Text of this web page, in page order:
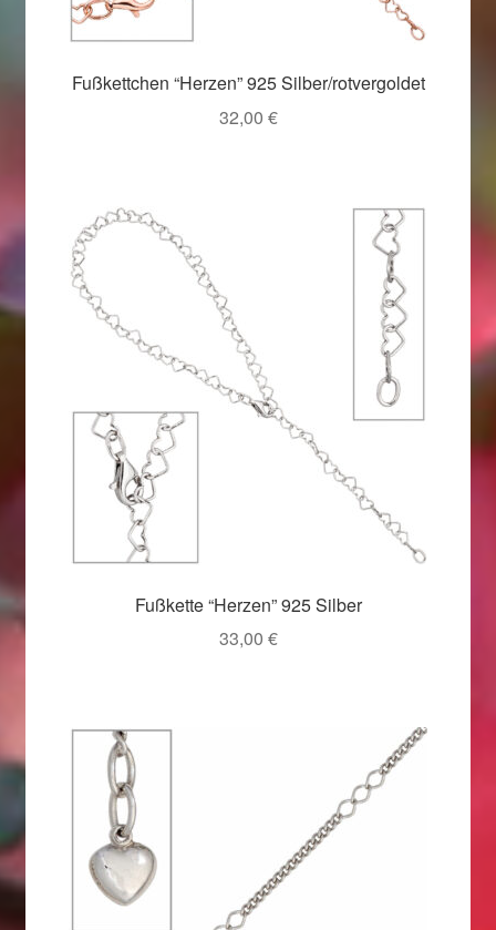
Fußkettchen “Herzen” 925 Silber/rotvergoldet
32,00 €
Fußkette “Herzen” 925 Silber
33,00 €